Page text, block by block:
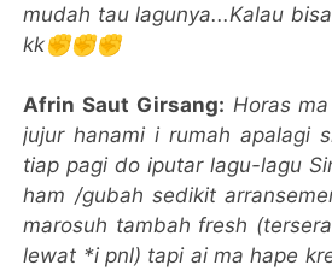
mudah tau lagunya...Kalau
kk✊️✊️✊️
Afrin Saut Girsang: Horas
jujur hanami i rumah apalagi
tiap pagi do iputar lagu-lagu
ham /gubah sedikit
marosuh tambah fresh
lewat *i pnl) tapi ai ma hape